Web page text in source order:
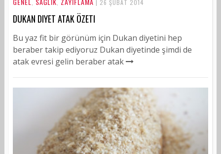
| 26 ŞUBAT 2014
DUKAN DIYET ATAK ÖZETI
Bu yaz fit bir görünüm için Dukan diyetini hep
beraber takip ediyoruz Dukan diyetinde şimdi de
atak evresi gelin beraber atak